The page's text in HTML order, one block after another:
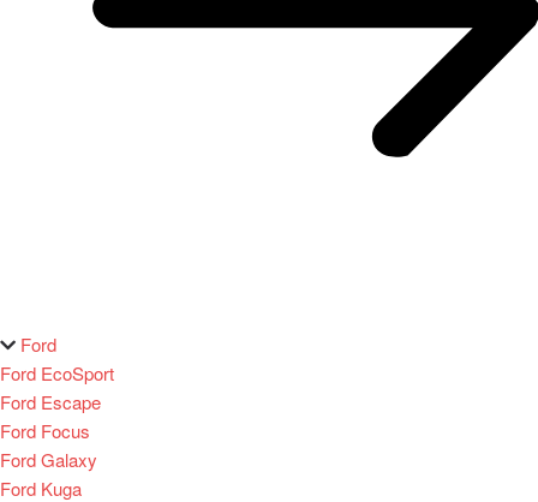
Ford
Ford EcoSport
Ford Escape
Ford Focus
Ford Galaxy
Ford Kuga